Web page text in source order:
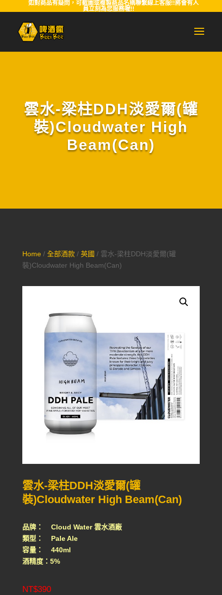
如對商品有疑問，可截圖或複製商品名稱聯繫線上客服!!將會有人
員立刻為您服務喔!!
雲水-梁柱DDH淡愛爾(罐
裝)Cloudwater High
Beam(Can)
Home/ 全部酒款/ 英國 / 雲水-梁柱DDH淡愛爾(罐
裝)Cloudwater High Beam(Can)
雲水-梁柱DDH淡愛爾(罐
裝)Cloudwater High Beam(Can)
品牌： Cloud Water 雲水酒廠
類型： Pale Ale
容量： 440ml
酒精度：5%
NT$390